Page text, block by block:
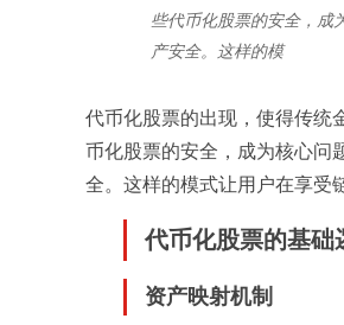
些代币化股票的安全，成
产安全。这样的模
代币化股票的出现，使得传统
币化股票的安全，成为核心问
全。这样的模式让用户在享受
代币化股票的基础
资产映射机制